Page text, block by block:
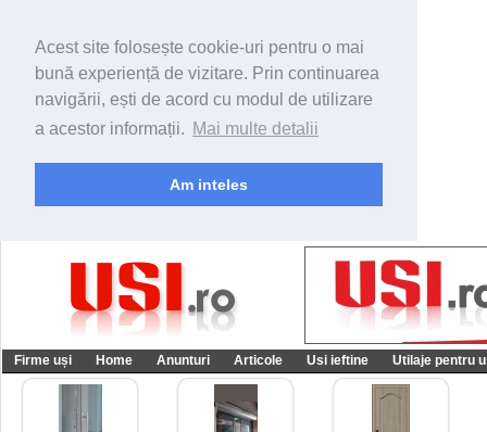
Acest site folosește cookie-uri pentru o mai
bună experiență de vizitare. Prin continuarea
navigării, ești de acord cu modul de utilizare
a acestor informații. Mai multe detalii
Am inteles
Firme uși Home Anunturi Articole Usi ieftine Utilaje pentru